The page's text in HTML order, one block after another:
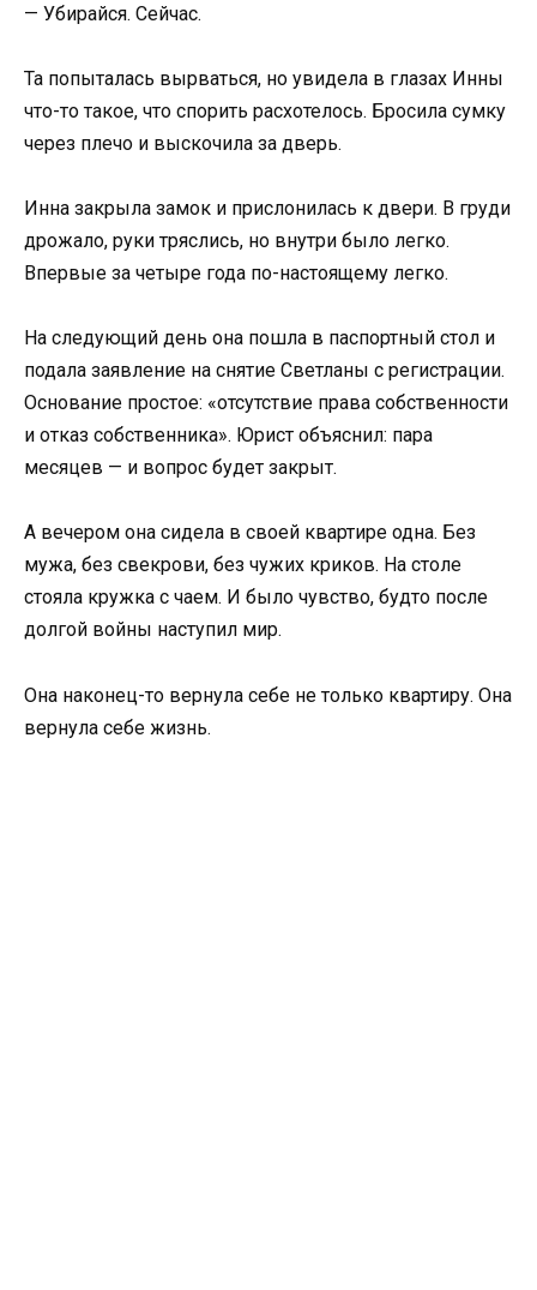
— Убирайся. Сейчас.
Та попыталась вырваться, но увидела в глазах Инны
что-то такое, что спорить расхотелось. Бросила сумку
через плечо и выскочила за дверь.
Инна закрыла замок и прислонилась к двери. В груди
дрожало, руки тряслись, но внутри было легко.
Впервые за четыре года по-настоящему легко.
На следующий день она пошла в паспортный стол и
подала заявление на снятие Светланы с регистрации.
Основание простое: «отсутствие права собственности
и отказ собственника». Юрист объяснил: пара
месяцев — и вопрос будет закрыт.
А вечером она сидела в своей квартире одна. Без
мужа, без свекрови, без чужих криков. На столе
стояла кружка с чаем. И было чувство, будто после
долгой войны наступил мир.
Она наконец-то вернула себе не только квартиру. Она
вернула себе жизнь.